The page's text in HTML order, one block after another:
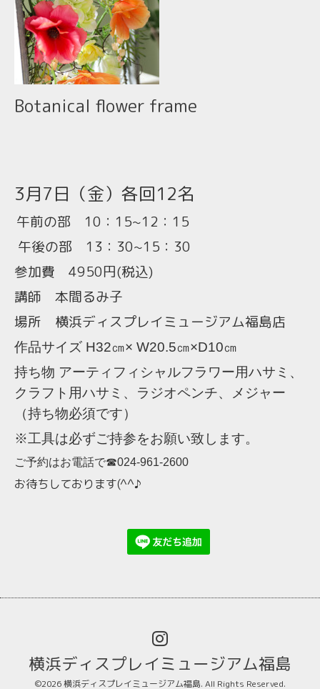
Botanical flower frame
3月7日（金）各回12名
午前の部 10：15~12：15
午後の部 13：30~15：30
参加費 4950円(税込)
講師 本間るみ子
場所 横浜ディスプレイミュージアム福島店
作品サイズ H32㎝× W20.5㎝×D10㎝
持ち物 アーティフィシャルフラワー用ハサミ、
クラフト用ハサミ、 ラジオペンチ、メジャー
（持ち物必須です）
※工具は必ずご持参をお願い致します。
ご予約はお電話で☎024-961-2600
お待ちしております(^^♪
横浜ディスプレイミュージアム福島
©2026横浜ディスプレイミュージアム福島. All Rights Reserved.